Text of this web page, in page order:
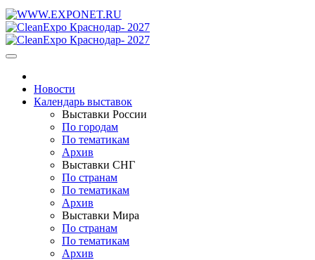
Новости
Календарь выставок
Выставки России
По городам
По тематикам
Архив
Выставки СНГ
По странам
По тематикам
Архив
Выставки Мира
По странам
По тематикам
Архив